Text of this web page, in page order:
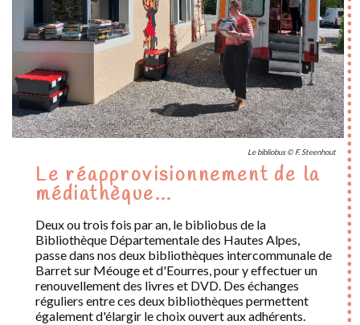
Le bibliobus © F. Steenhout
Le réapprovisionnement de la
médiathèque...
Deux ou trois fois par an, le bibliobus de la
Bibliothèque Départementale des Hautes Alpes,
passe dans nos deux bibliothèques intercommunale de
Barret sur Méouge et d'Eourres, pour y effectuer un
renouvellement des livres et DVD. Des échanges
réguliers entre ces deux bibliothèques permettent
également d'élargir le choix ouvert aux adhérents.